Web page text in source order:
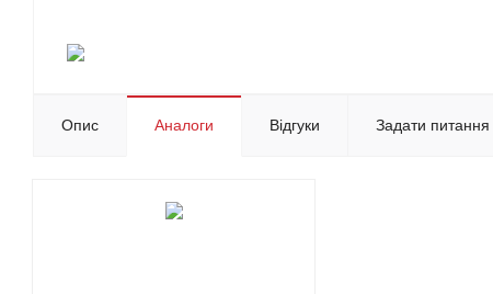
Опис Аналоги Відгуки Задати питання